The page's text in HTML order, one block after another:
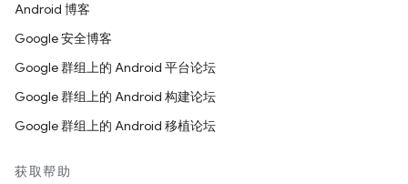
Android 博客
Google 安全博客
Google 群组上的 Android 平台论坛
Google 群组上的 Android 构建论坛
Google 群组上的 Android 移植论坛
获取帮助